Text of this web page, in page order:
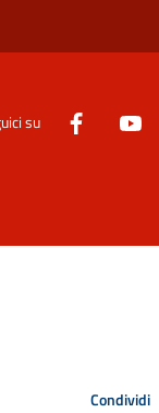
su
Condividi